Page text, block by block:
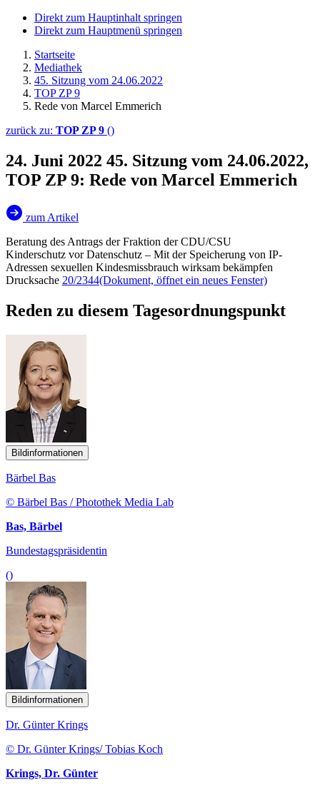
Direkt zum Hauptinhalt springen
Direkt zum Hauptmenü springen
Startseite
Mediathek
45. Sitzung vom 24.06.2022
TOP ZP 9
Rede von Marcel Emmerich
zurück zu: TOP ZP 9 ()
24. Juni 2022 45. Sitzung vom 24.06.2022,
TOP ZP 9: Rede von Marcel Emmerich
zum Artikel
Beratung des Antrags der Fraktion der CDU/CSU
Kinderschutz vor Datenschutz – Mit der Speicherung von IP-
Adressen sexuellen Kindesmissbrauch wirksam bekämpfen
Drucksache 20/2344(Dokument, öffnet ein neues Fenster)
Reden zu diesem Tagesordnungspunkt
Bildinformationen
Bärbel Bas
© Bärbel Bas / Photothek Media Lab
Bas, Bärbel
Bundestagspräsidentin
()
Bildinformationen
Dr. Günter Krings
© Dr. Günter Krings/ Tobias Koch
Krings, Dr. Günter